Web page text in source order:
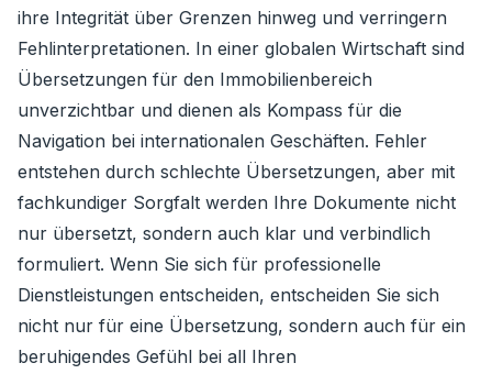
ihre Integrität über Grenzen hinweg und verringern
Fehlinterpretationen. In einer globalen Wirtschaft sind
Übersetzungen für den Immobilienbereich
unverzichtbar und dienen als Kompass für die
Navigation bei internationalen Geschäften. Fehler
entstehen durch schlechte Übersetzungen, aber mit
fachkundiger Sorgfalt werden Ihre Dokumente nicht
nur übersetzt, sondern auch klar und verbindlich
formuliert. Wenn Sie sich für professionelle
Dienstleistungen entscheiden, entscheiden Sie sich
nicht nur für eine Übersetzung, sondern auch für ein
beruhigendes Gefühl bei all Ihren